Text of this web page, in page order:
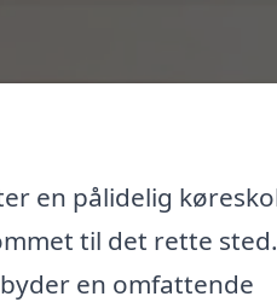
en pålidelig
til det rette sted.
en omfattende